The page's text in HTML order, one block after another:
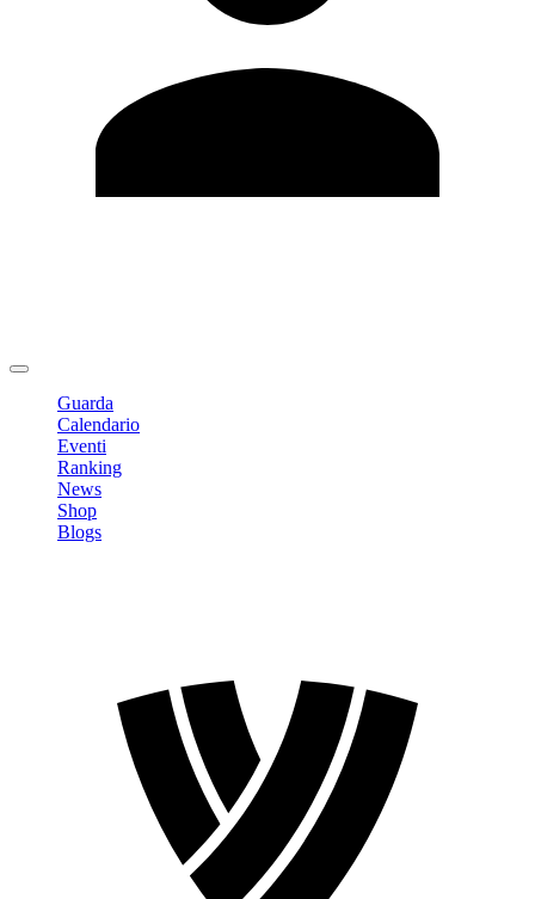
Guarda
Calendario
Eventi
Ranking
News
Shop
Blogs